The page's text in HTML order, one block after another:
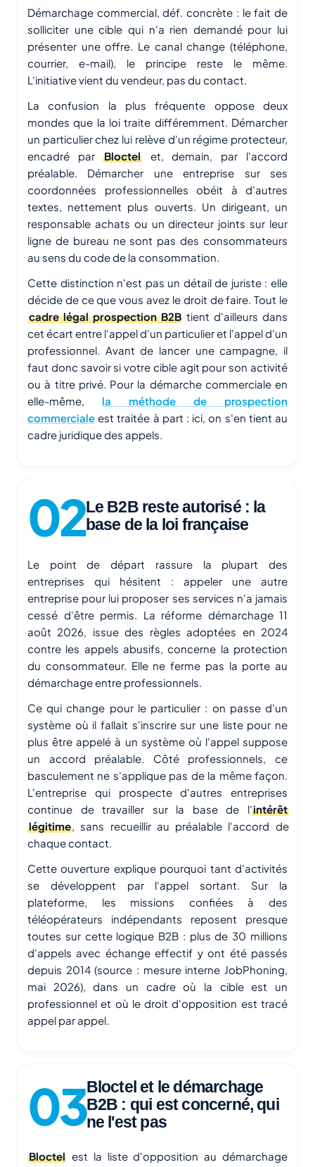
Démarchage commercial, déf. concrète : le fait de
solliciter une cible qui n'a rien demandé pour lui
présenter une offre. Le canal change (téléphone,
courrier, e-mail), le principe reste le même.
L'initiative vient du vendeur, pas du contact.
La confusion la plus fréquente oppose deux
mondes que la loi traite différemment. Démarcher
un particulier chez lui relève d'un régime protecteur,
encadré parBloctelet, demain, par l'accord
préalable. Démarcher une entreprise sur ses
coordonnées professionnelles obéit à d'autres
textes, nettement plus ouverts. Un dirigeant, un
responsable achats ou un directeur joints sur leur
ligne de bureau ne sont pas des consommateurs
au sens du code de la consommation.
Cette distinction n'est pas un détail de juriste : elle
décide de ce que vous avez le droit de faire. Tout le
cadre légal prospection B2B tient d'ailleurs dans
cet écart entre l'appel d'un particulier et l'appel d'un
professionnel. Avant de lancer une campagne, il
faut donc savoir si votre cible agit pour son activité
ou à titre privé. Pour la démarche commerciale en
elle-même, la méthode de prospection
commerciale est traitée à part : ici, on s'en tient au
cadre juridique des appels.
Le B2B reste autorisé : la
base de la loi française
Le point de départ rassure la plupart des
entreprises qui hésitent : appeler une autre
entreprise pour lui proposer ses services n'a jamais
cessé d'être permis. La réforme démarchage 11
août 2026, issue des règles adoptées en 2024
contre les appels abusifs, concerne la protection
du consommateur. Elle ne ferme pas la porte au
démarchage entre professionnels.
Ce qui change pour le particulier : on passe d'un
système où il fallait s'inscrire sur une liste pour ne
plus être appelé à un système où l'appel suppose
un accord préalable. Côté professionnels, ce
basculement ne s'applique pas de la même façon.
L'entreprise qui prospecte d'autres entreprises
continue de travailler sur la base de l'intérêt
légitime, sans recueillir au préalable l'accord de
chaque contact.
Cette ouverture explique pourquoi tant d'activités
se développent par l'appel sortant. Sur la
plateforme, les missions confiées à des
téléopérateurs indépendants reposent presque
toutes sur cette logique B2B : plus de 30 millions
d'appels avec échange effectif y ont été passés
depuis 2014 (source : mesure interne JobPhoning,
mai 2026), dans un cadre où la cible est un
professionnel et où le droit d'opposition est tracé
appel par appel.
Bloctel et le démarchage
B2B : qui est concerné, qui
ne l'est pas
Bloctel est la liste d'opposition au démarchage